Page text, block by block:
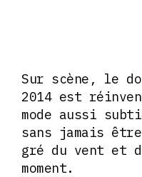
Sur scène, le
2014 est
mode aussi
sans jamais
gré du vent et
moment.